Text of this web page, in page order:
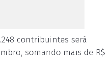
contribuintes será
somando mais de R$